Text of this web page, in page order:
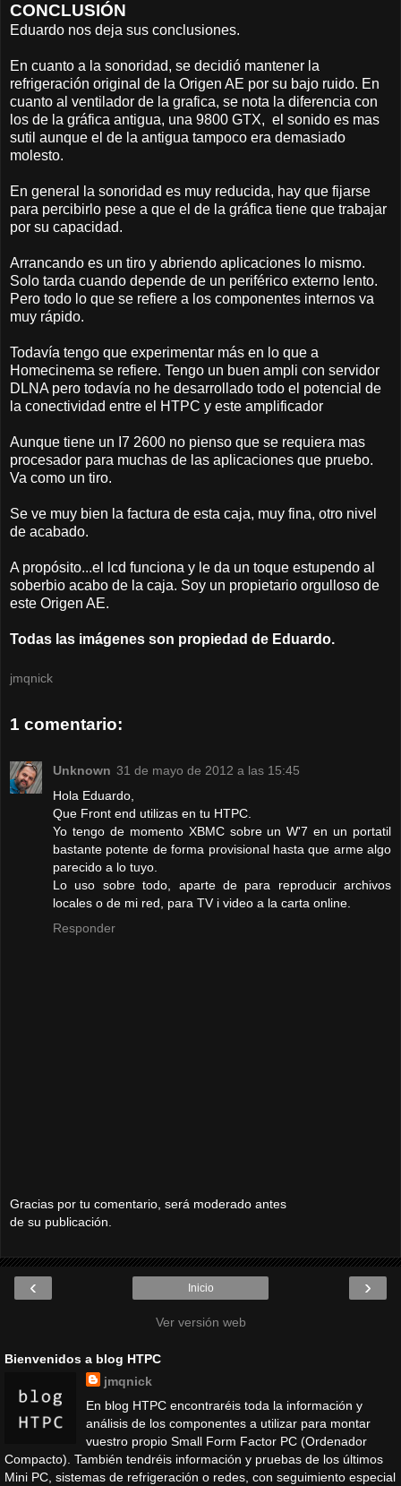
CONCLUSIÓN
Eduardo nos deja sus conclusiones.
En cuanto a la sonoridad, se decidió mantener la
refrigeración original de la Origen AE por su bajo ruido. En
cuanto al ventilador de la grafica, se nota la diferencia con
los de la gráfica antigua, una 9800 GTX, el sonido es mas
sutil aunque el de la antigua tampoco era demasiado
molesto.
En general la sonoridad es muy reducida, hay que fijarse
para percibirlo pese a que el de la gráfica tiene que trabajar
por su capacidad.
Arrancando es un tiro y abriendo aplicaciones lo mismo.
Solo tarda cuando depende de un periférico externo lento.
Pero todo lo que se refiere a los componentes internos va
muy rápido.
Todavía tengo que experimentar más en lo que a
Homecinema se refiere. Tengo un buen ampli con servidor
DLNA pero todavía no he desarrollado todo el potencial de
la conectividad entre el HTPC y este amplificador
Aunque tiene un I7 2600 no pienso que se requiera mas
procesador para muchas de las aplicaciones que pruebo.
Va como un tiro.
Se ve muy bien la factura de esta caja, muy fina, otro nivel
de acabado.
A propósito...el lcd funciona y le da un toque estupendo al
soberbio acabo de la caja. Soy un propietario orgulloso de
este Origen AE.
Todas las imágenes son propiedad de Eduardo.
jmqnick
1 comentario:
Unknown 31 de mayo de 2012 a las 15:45
Hola Eduardo,
Que Front end utilizas en tu HTPC.
Yo tengo de momento XBMC sobre un W'7 en un portatil
bastante potente de forma provisional hasta que arme algo
parecido a lo tuyo.
Lo uso sobre todo, aparte de para reproducir archivos
locales o de mi red, para TV i video a la carta online.
Responder
Gracias por tu comentario, será moderado antes
de su publicación.
‹ ›
Inicio
Ver versión web
Bienvenidos a blog HTPC
jmqnick
En blog HTPC encontraréis toda la información y
análisis de los componentes a utilizar para montar
vuestro propio Small Form Factor PC (Ordenador
Compacto). También tendréis información y pruebas de los últimos
Mini PC, sistemas de refrigeración o redes, con seguimiento especial